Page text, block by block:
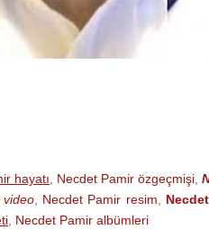
hayatı Necdet Pamir özgeçmişi
video Necdet Pamir resim
Necdet Pamir albümleri